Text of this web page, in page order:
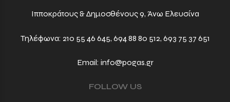
Ιπποκράτους & Δημοσθένους 9, Άνω Ελευσίνα
Τηλέφωνα: 210 55 46 645, 694 88 80 512, 693 75 37 651
Email: info@pogas.gr
FOLLOW US